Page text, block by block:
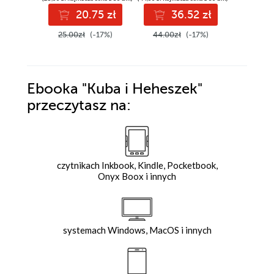
20.75 zł
25.00zł (-17%)
36.52 zł
44.00zł (-17%)
Ebooka "Kuba i Heheszek"
przeczytasz na:
czytnikach Inkbook, Kindle, Pocketbook,
Onyx Boox i innych
systemach Windows, MacOS i innych